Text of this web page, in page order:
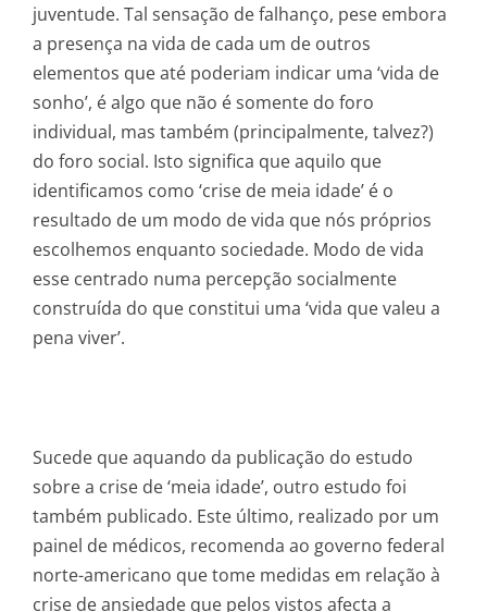
juventude. Tal sensação de falhanço, pese embora
a presença na vida de cada um de outros
elementos que até poderiam indicar uma ‘vida de
sonho’, é algo que não é somente do foro
individual, mas também (principalmente, talvez?)
do foro social. Isto significa que aquilo que
identificamos como ‘crise de meia idade’ é o
resultado de um modo de vida que nós próprios
escolhemos enquanto sociedade. Modo de vida
esse centrado numa percepção socialmente
construída do que constitui uma ‘vida que valeu a
pena viver’.
Sucede que aquando da publicação do estudo
sobre a crise de ‘meia idade’, outro estudo foi
também publicado. Este último, realizado por um
painel de médicos, recomenda ao governo federal
norte-americano que tome medidas em relação à
crise de ansiedade que pelos vistos afecta a